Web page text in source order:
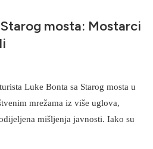
mosta: Mostarci
Luke Bonta sa Starog mosta u
mrežama iz više uglova,
mišljenja javnosti. Iako su